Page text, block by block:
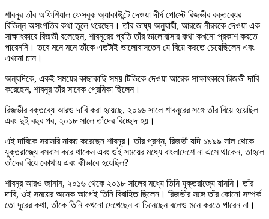
শাবনূর তাঁর অফিশিয়াল ফেসবুক অ্যাকাউন্টে দেওয়া দীর্ঘ পোস্টে রিজভীর বক্তব্যের
বিভিন্ন অসংগতির কথা তুলে ধরেছেন। তাঁর ভাষ্য অনুযায়ী, আরজে নীরবকে দেওয়া এক
সাক্ষাৎকারে রিজভী বলেছেন, শাবনূরের প্রতি তাঁর ভালোবাসার কথা কখনো প্রকাশ করতে
পারেননি। তবে মনে মনে তাঁকে এতটাই ভালোবাসতেন যে বিয়ে করতে চেয়েছিলেন এবং
এখনো চান।
অন্যদিকে, একই সময়ের কাছাকাছি সময় টিভিকে দেওয়া আরেক সাক্ষাৎকারে রিজভী দাবি
করেছেন, শাবনূর তাঁর সাবেক প্রেমিকা ছিলেন।
রিজভীর বক্তব্যে আরও দাবি করা হয়েছে, ২০১৬ সালে শাবনূরের সঙ্গে তাঁর বিয়ে হয়েছিল
এবং দুই বছর পর, ২০১৮ সালে তাঁদের বিচ্ছেদ হয়।
এই দাবিকে সরাসরি নাকচ করেছেন শাবনূর। তাঁর প্রশ্ন, রিজভী যদি ১৯৯৯ সাল থেকে
যুক্তরাজ্যে বসবাস করে থাকেন এবং ওই সময়ের মধ্যে বাংলাদেশে না এসে থাকেন, তাহলে
তাঁদের বিয়ে কোথায় এবং কীভাবে হয়েছিল?
শাবনূর আরও জানান, ২০১৬ থেকে ২০১৮ সালের মধ্যে তিনি যুক্তরাজ্যে যাননি। তাঁর
দাবি, ওই সময়ের অনেক আগেই তিনি বিবাহিত ছিলেন। রিজভীর সঙ্গে তাঁর কোনো সম্পর্ক
তো দূরের কথা, তাঁকে তিনি কখনো দেখেছেন বা চিনেছেন বলেও মনে করতে পারেন না।